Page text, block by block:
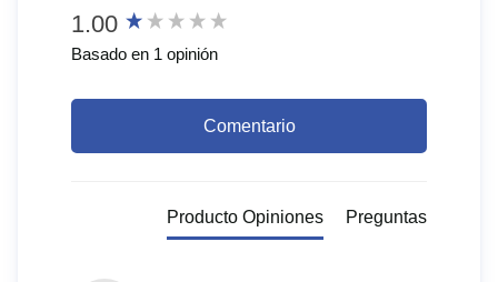
1.00
Basado en 1 opinión
Comentario
Producto Opiniones Preguntas
New content loaded